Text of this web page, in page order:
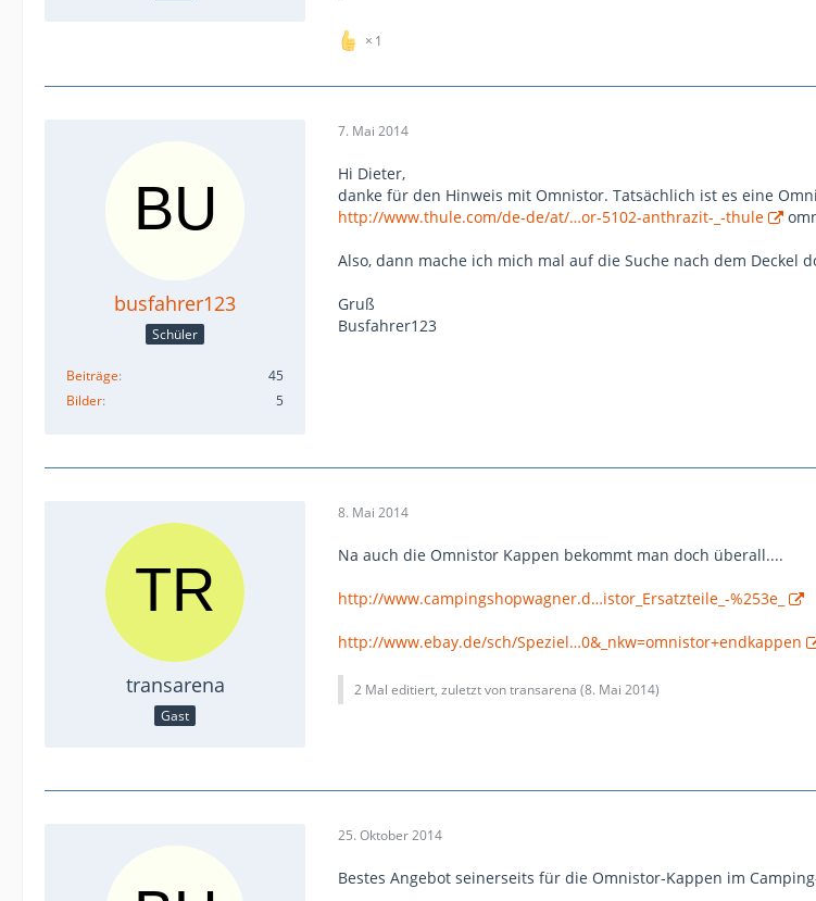
1
busfahrer123
Schüler
Beiträge
45
Bilder
5
7. Mai 2014
Hi Dieter,
danke für den Hinweis mit Omnistor. Tatsächlich ist es eine
http://www.thule.com/de-de/at/…or-5102-anthrazit-_-thule
Also, dann mache ich mich mal auf die Suche nach dem Deckel
Gruß
Busfahrer123
transarena
Gast
8. Mai 2014
Na auch die Omnistor Kappen bekommt man doch überall....
http://www.campingshopwagner.d…istor_Ersatzteile_-%253e_
http://www.ebay.de/sch/Speziel…0&_nkw=omnistor+endkappen
2 Mal editiert, zuletzt von transarena (8. Mai 2014)
25. Oktober 2014
Bestes Angebot seinerseits für die Omnistor-Kappen im